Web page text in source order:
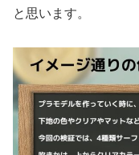
と思います。